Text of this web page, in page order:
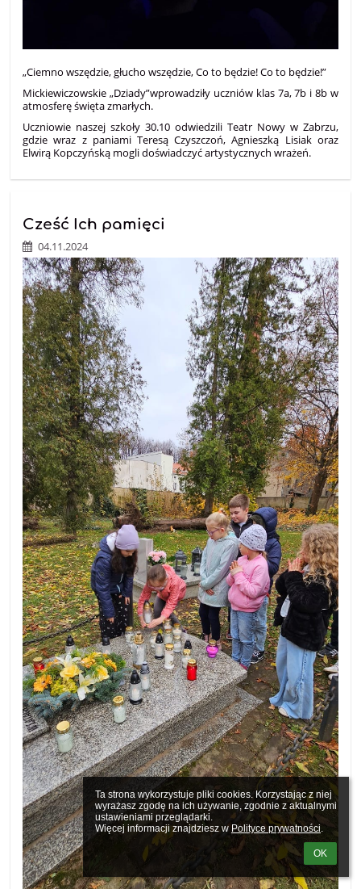
Ta strona wykorzystuje pliki cookies. Korzystając z niej
wyrażasz zgodę na ich używanie, zgodnie z aktualnymi
ustawieniami przeglądarki.
Więcej informacji znajdziesz w Polityce prywatności.
OK
„Ciemno wszędzie, głucho wszędzie, Co to będzie! Co to będzie!”
Mickiewiczowskie „Dziady”wprowadziły uczniów klas 7a, 7b i 8b w
atmosferę święta zmarłych.
Uczniowie naszej szkoły 30.10 odwiedzili Teatr Nowy w Zabrzu,
gdzie wraz z paniami Teresą Czyszczoń, Agnieszką Lisiak oraz
Elwirą Kopczyńską mogli doświadczyć artystycznych wrażeń.
Cześć Ich pamięci
04.11.2024